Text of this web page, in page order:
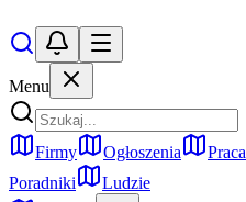
Menu
Firmy Ogłoszenia Praca
Poradniki
Ludzie